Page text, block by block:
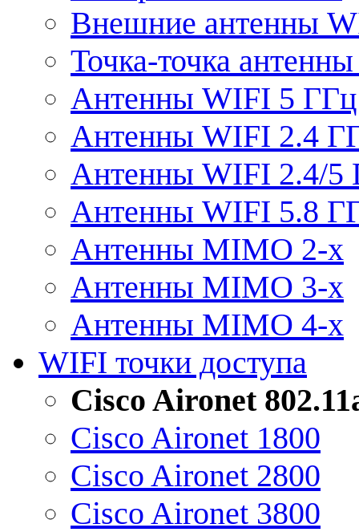
Внешние антенны
Точка-точка
Антенны WIFI 5 ГГц
Антенны WIFI 2.4
Антенны WIFI 2.4/5
Антенны WIFI 5.8
Антенны MIMO 2-x
Антенны MIMO 3-x
Антенны MIMO 4-x
WIFI точки доступа
Cisco Aironet
Cisco Aironet 1800
Cisco Aironet 2800
Cisco Aironet 3800